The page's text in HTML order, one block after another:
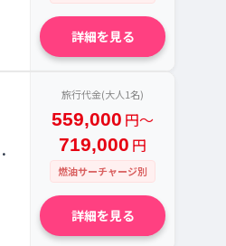
詳細を見る
旅行代金(大人1名)
559,000 円〜
719,000 円
燃油サーチャージ別
詳細を見る